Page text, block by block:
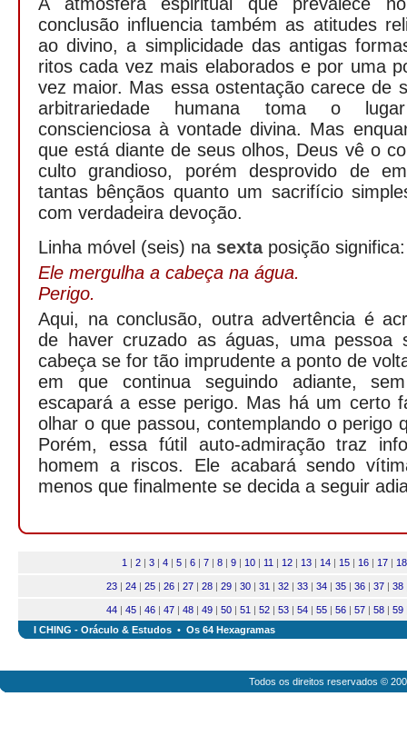
conclusão influencia também as atitudes
ao divino, a simplicidade das antigas
ritos cada vez mais elaborados e por uma
vez maior. Mas essa ostentação carece de
arbitrariedade humana toma o
conscienciosa à vontade divina. Mas
que está diante de seus olhos, Deus vê o
culto grandioso, porém desprovido de
tantas bênçãos quanto um sacrifício
com verdadeira devoção.
Linha móvel (seis) na sextaposição significa:
Ele mergulha a cabeça na água.
Perigo.
Aqui, na conclusão, outra advertência é
de haver cruzado as águas, uma pessoa
cabeça se for tão imprudente a ponto de
em que continua seguindo adiante,
escapará a esse perigo. Mas há um certo
olhar o que passou, contemplando o perigo
Porém, essa fútil auto-admiração traz
homem a riscos. Ele acabará sendo
menos que finalmente se decida a seguir
1 | 2 | 3 | 4 | 5 | 6 | 7 | 8 | 9 | 10 | 11 | 12 | 13 | 14 | 15 | 16 | 17 | 18
23 | 24 | 25 | 26 | 27 | 28 | 29 | 30 | 31 | 32 | 33 | 34 | 35 | 36 | 37 | 38
44 | 45 | 46 | 47 | 48 | 49 | 50 | 51 | 52 | 53 | 54 | 55 | 56 | 57 | 58 | 59
I CHING - Oráculo & Estudos • Os 64 Hexagramas
Todos os direitos reservados ©